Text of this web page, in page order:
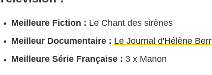
Meilleure Fiction : Le Chant des sirènes
Meilleur Documentaire : Le Journal d'Hélène Berr
Meilleure Série Française : 3 x Manon